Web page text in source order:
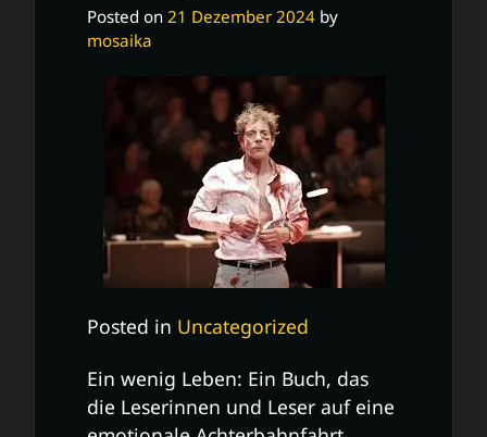
Posted on 21 Dezember 2024 by
mosaika
Posted in Uncategorized
Ein wenig Leben: Ein Buch, das
die Leserinnen und Leser auf eine